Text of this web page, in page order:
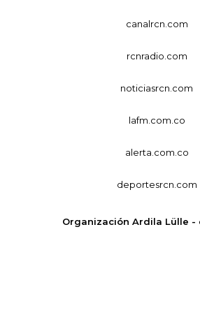
canalrcn.com
rcnradio.com
noticiasrcn.com
lafm.com.co
alerta.com.co
deportesrcn.com
Organización Ardila Lülle -